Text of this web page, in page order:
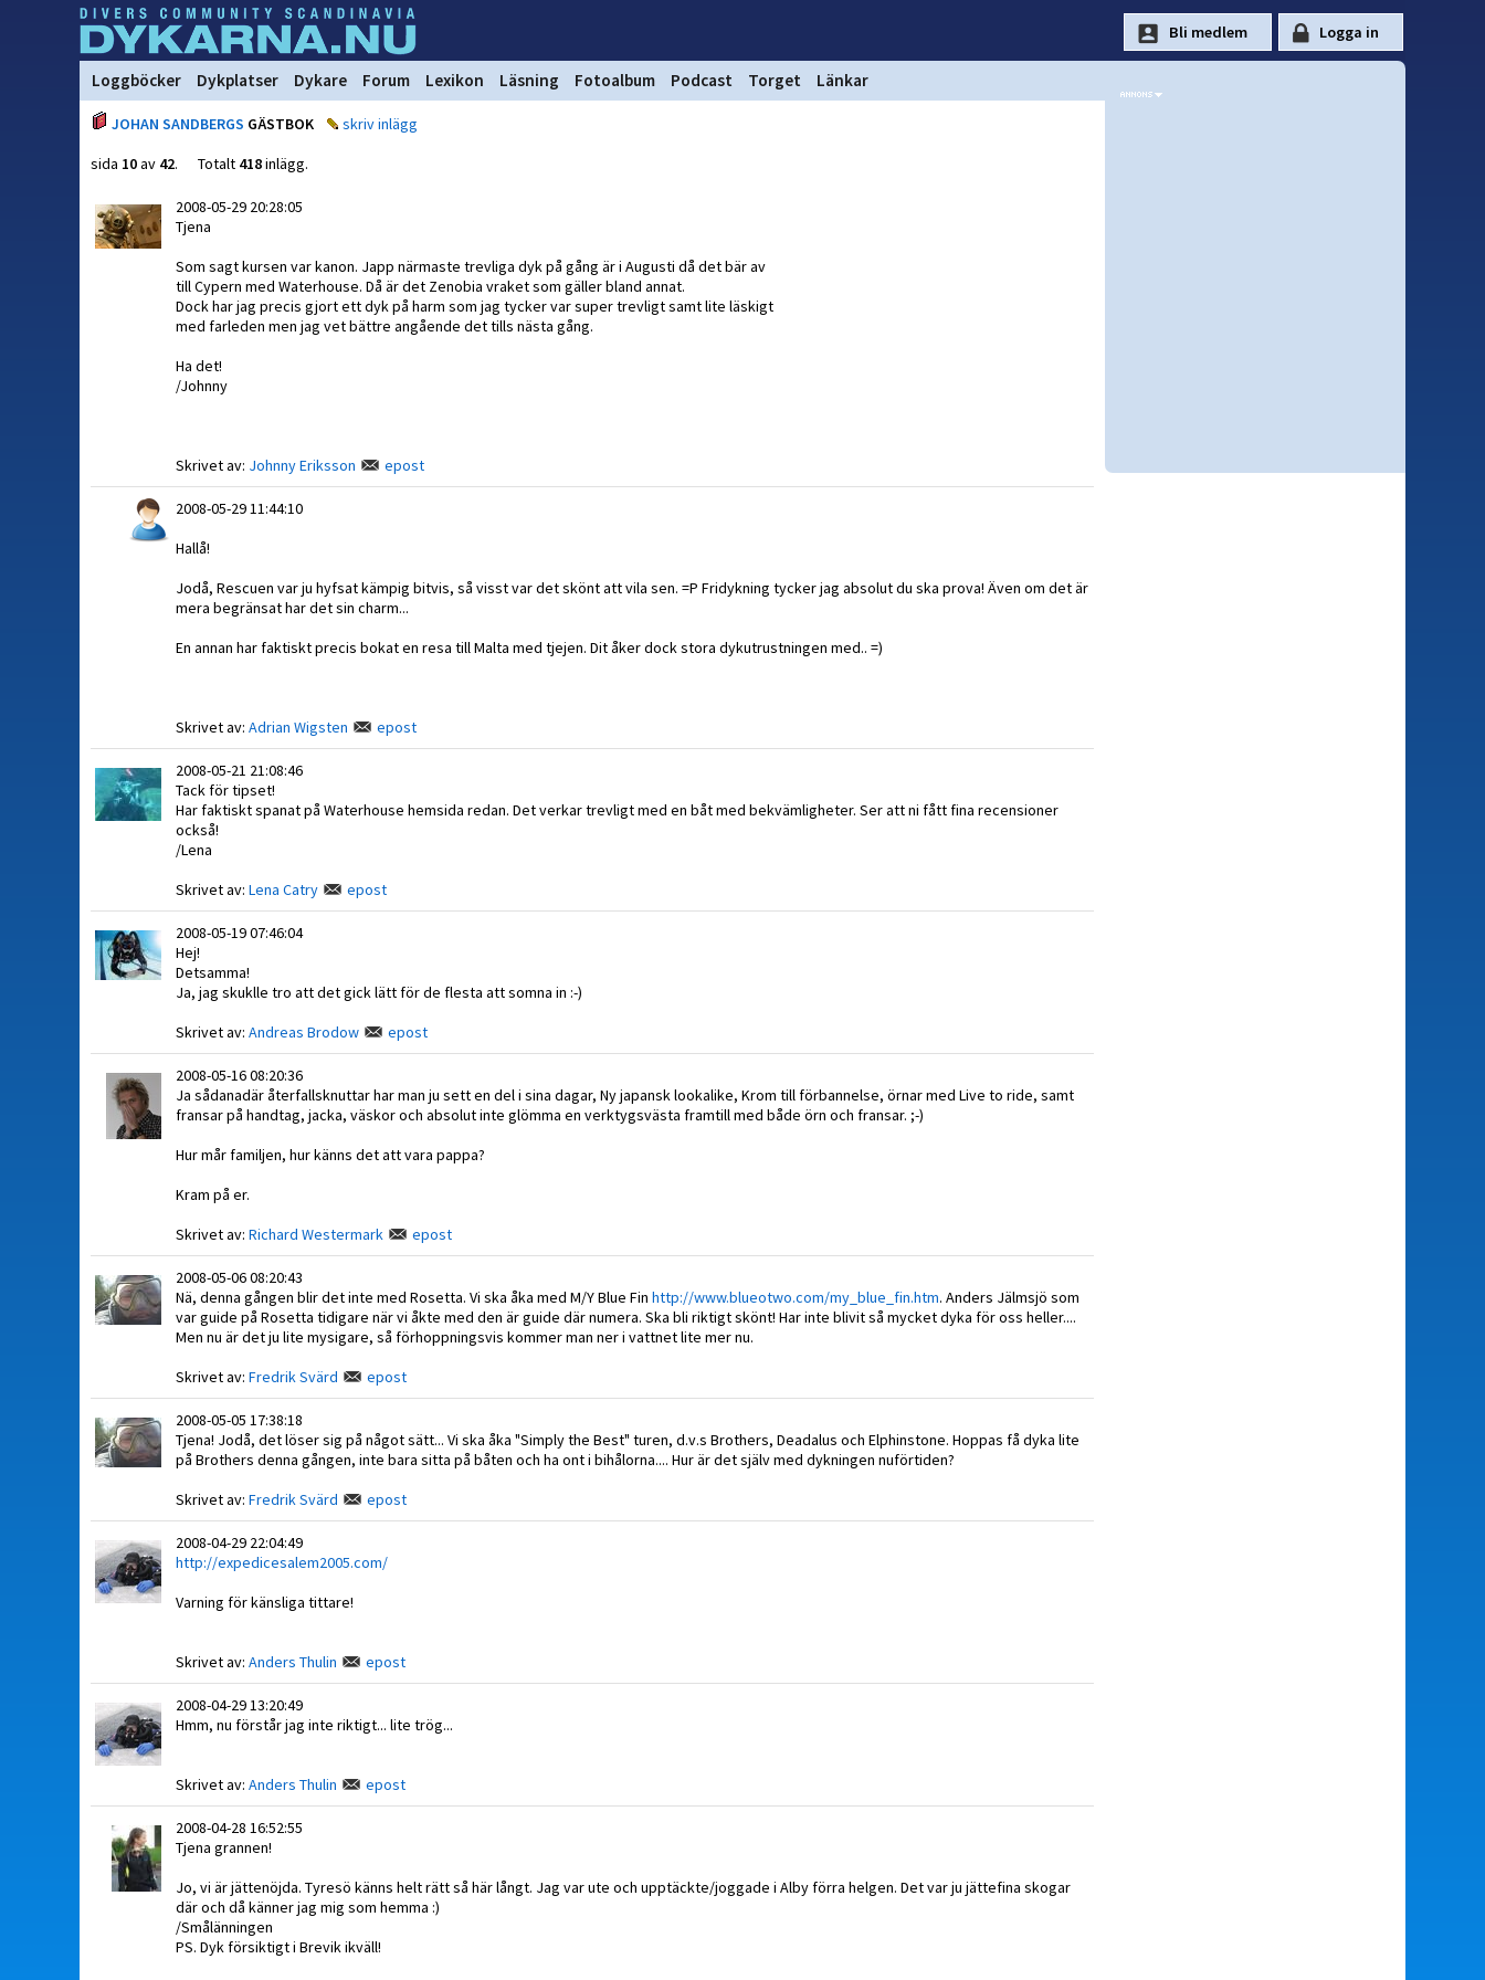
Loggböcker Dykplatser Dykare Forum Lexikon Läsning Fotoalbum Podcast Torget Länkar
JOHAN SANDBERGS GÄSTBOK
skriv inlägg
sida 10av 42. Totalt 418inlägg.
2008-05-29 20:28:05
Tjena
Som sagt kursen var kanon. Japp närmaste trevliga dyk på gång är i Augusti då det bär av
till Cypern med Waterhouse. Då är det Zenobia vraket som gäller bland annat.
Dock har jag precis gjort ett dyk på harm som jag tycker var super trevligt samt lite läskigt
med farleden men jag vet bättre angående det tills nästa gång.
Ha det!
/Johnny
Skrivet av: Johnny Eriksson epost
2008-05-29 11:44:10
Hallå!
Jodå, Rescuen var ju hyfsat kämpig bitvis, så visst var det skönt att vila sen. =P Fridykning tycker jag absolut du ska prova! Även om det är
mera begränsat har det sin charm...
En annan har faktiskt precis bokat en resa till Malta med tjejen. Dit åker dock stora dykutrustningen med.. =)
Skrivet av: Adrian Wigsten epost
2008-05-21 21:08:46
Tack för tipset!
Har faktiskt spanat på Waterhouse hemsida redan. Det verkar trevligt med en båt med bekvämligheter. Ser att ni fått fina recensioner
också!
/Lena
Skrivet av: Lena Catry epost
2008-05-19 07:46:04
Hej!
Detsamma!
Ja, jag skuklle tro att det gick lätt för de flesta att somna in :-)
Skrivet av: Andreas Brodow epost
2008-05-16 08:20:36
Ja sådanadär återfallsknuttar har man ju sett en del i sina dagar, Ny japansk lookalike, Krom till förbannelse, örnar med Live to ride, samt
fransar på handtag, jacka, väskor och absolut inte glömma en verktygsvästa framtill med både örn och fransar. ;-)
Hur mår familjen, hur känns det att vara pappa?
Kram på er.
Skrivet av: Richard Westermark epost
2008-05-06 08:20:43
Nä, denna gången blir det inte med Rosetta. Vi ska åka med M/Y Blue Fin http://www.blueotwo.com/my_blue_fin.htm. Anders Jälmsjö som
var guide på Rosetta tidigare när vi åkte med den är guide där numera. Ska bli riktigt skönt! Har inte blivit så mycket dyka för oss heller....
Men nu är det ju lite mysigare, så förhoppningsvis kommer man ner i vattnet lite mer nu.
Skrivet av: Fredrik Svärd epost
2008-05-05 17:38:18
Tjena! Jodå, det löser sig på något sätt... Vi ska åka "Simply the Best" turen, d.v.s Brothers, Deadalus och Elphinstone. Hoppas få dyka lite
på Brothers denna gången, inte bara sitta på båten och ha ont i bihålorna.... Hur är det själv med dykningen nuförtiden?
Skrivet av: Fredrik Svärd epost
2008-04-29 22:04:49
http://expedicesalem2005.com/
Varning för känsliga tittare!
Skrivet av: Anders Thulin epost
2008-04-29 13:20:49
Hmm, nu förstår jag inte riktigt... lite trög...
Skrivet av: Anders Thulin epost
2008-04-28 16:52:55
Tjena grannen!
Jo, vi är jättenöjda. Tyresö känns helt rätt så här långt. Jag var ute och upptäckte/joggade i Alby förra helgen. Det var ju jättefina skogar
där och då känner jag mig som hemma :)
/Smålänningen
PS. Dyk försiktigt i Brevik ikväll!